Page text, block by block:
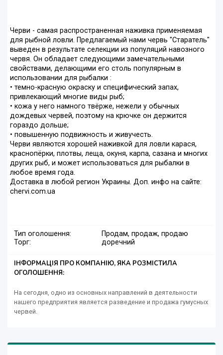
Черви - самая распространенная наживка применяемая
для рыбной ловли. Предлагаемый нами червь "Старатель"
выведен в результате селекции из популяций навозного
червя. Он обладает следующими замечательными
свойствами, делающими его столь популярным в
использовании для рыбалки :
• темно-красную окраску и специфический запах,
привлекающий многие виды рыб;
• кожа у него намного твёрже, нежели у обычных
дождевых червей, поэтому на крючке он держится
гораздо дольше;
• повышенную подвижность и живучесть.
Черви являются хорошей наживкой для ловли карася,
краснопёрки, плотвы, леща, окуня, карпа, сазана и многих
других рыб, и может использоваться для рыбалки в
любое время года.
Доставка в любой регион Украины. Доп. инфо на сайте:
chervi.com.ua
Тип оголошення:
Продам, продаж, продаю
Торг:
доречний
ІНФОРМАЦІЯ ПРО КОМПАНІЮ, ЯКА РОЗМІСТИЛА
ОГОЛОШЕННЯ:
На сегодня, одно из основных направлений в деятельности
нашего предприятия является разведение и продажа гумусных
червей.